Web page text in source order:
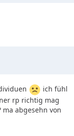
ich fühl
rp richtig mag
abgesehn von